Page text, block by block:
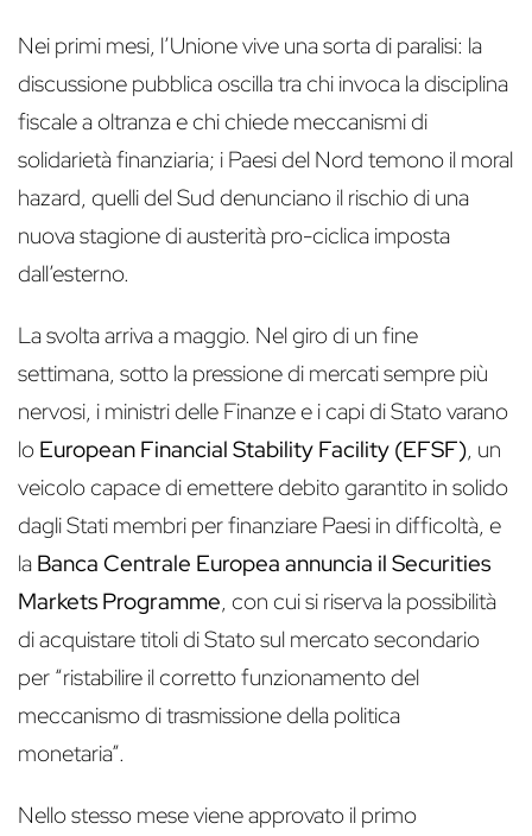
Nei primi mesi, l’Unione vive una sorta di paralisi: la
discussione pubblica oscilla tra chi invoca la disciplina
fiscale a oltranza e chi chiede meccanismi di
solidarietà finanziaria; i Paesi del Nord temono il moral
hazard, quelli del Sud denunciano il rischio di una
nuova stagione di austerità pro-ciclica imposta
dall’esterno.
La svolta arriva a maggio. Nel giro di un fine
settimana, sotto la pressione di mercati sempre più
nervosi, i ministri delle Finanze e i capi di Stato varano
lo European Financial Stability Facility (EFSF), un
veicolo capace di emettere debito garantito in solido
dagli Stati membri per finanziare Paesi in difficoltà, e
la Banca Centrale Europea annuncia il Securities
Markets Programme, con cui si riserva la possibilità
di acquistare titoli di Stato sul mercato secondario
per “ristabilire il corretto funzionamento del
meccanismo di trasmissione della politica
monetaria”.
Nello stesso mese viene approvato il primo